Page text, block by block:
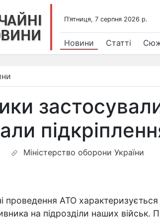
П’ятниця, 7 серпня 2026 р.
Новини Статті
Міністерство оборони України
проведення АТО
на підрозділи наших військ.